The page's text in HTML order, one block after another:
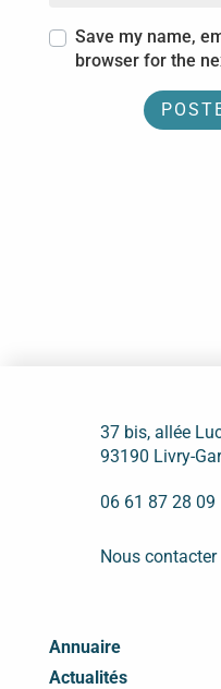
Save my name,
browser for the
37 bis, allée
93190 Livry-
06 61 87 28 09
Nous contacter
Annuaire
Actualités